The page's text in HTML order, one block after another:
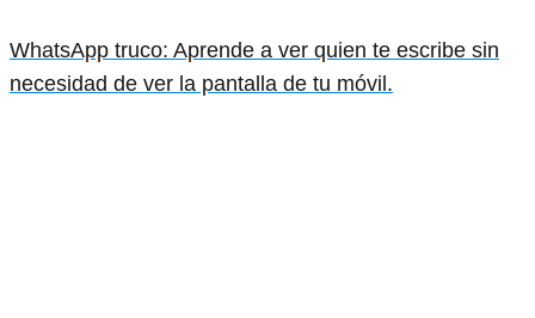
WhatsApp truco: Aprende a ver quien te escribe sin
necesidad de ver la pantalla de tu móvil.